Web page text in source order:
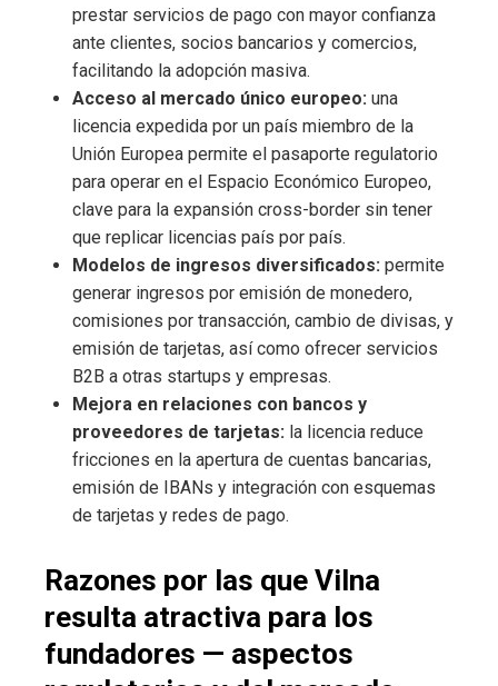
prestar servicios de pago con mayor confianza
ante clientes, socios bancarios y comercios,
facilitando la adopción masiva.
Acceso al mercado único europeo: una
licencia expedida por un país miembro de la
Unión Europea permite el pasaporte regulatorio
para operar en el Espacio Económico Europeo,
clave para la expansión cross-border sin tener
que replicar licencias país por país.
Modelos de ingresos diversificados: permite
generar ingresos por emisión de monedero,
comisiones por transacción, cambio de divisas, y
emisión de tarjetas, así como ofrecer servicios
B2B a otras startups y empresas.
Mejora en relaciones con bancos y
proveedores de tarjetas: la licencia reduce
fricciones en la apertura de cuentas bancarias,
emisión de IBANs y integración con esquemas
de tarjetas y redes de pago.
Razones por las que Vilna
resulta atractiva para los
fundadores — aspectos